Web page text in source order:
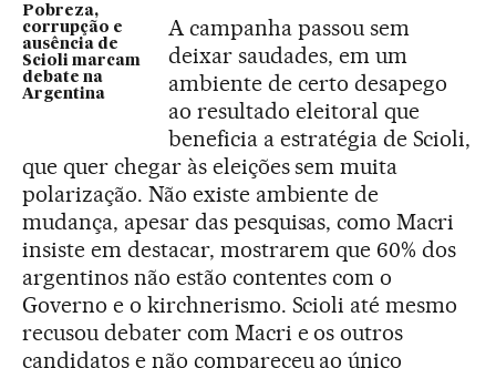
Pobreza,
corrupção e
ausência de
Scioli marcam
debate na
Argentina
A campanha passou sem
deixar saudades, em um
ambiente de certo desapego
ao resultado eleitoral que
beneficia a estratégia de Scioli,
que quer chegar às eleições sem muita
polarização. Não existe ambiente de
mudança, apesar das pesquisas, como Macri
insiste em destacar, mostrarem que 60% dos
argentinos não estão contentes com o
Governo e o kirchnerismo. Scioli até mesmo
recusou debater com Macri e os outros
candidatos e não compareceu ao único